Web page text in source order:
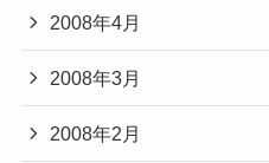
2008年4月
2008年3月
2008年2月